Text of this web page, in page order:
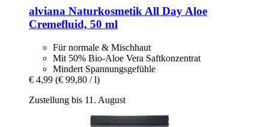
alviana Naturkosmetik All Day Aloe
Cremefluid, 50 ml
Für normale & Mischhaut
Mit 50% Bio-Aloe Vera Saftkonzentrat
Mindert Spannungsgefühle
€ 4,99 (€ 99,80 / l)
Zustellung bis 11. August